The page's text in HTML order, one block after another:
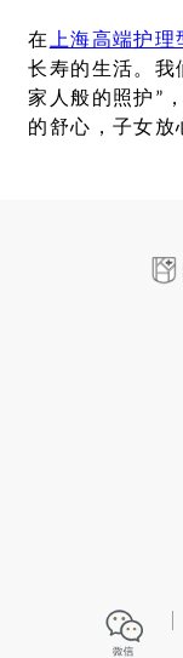
在上海高端护理
长寿的生活。我
家人般的照护 ”
的舒心，子女放